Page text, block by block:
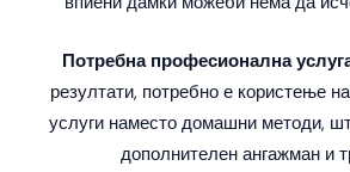
Потребна професионална
резултати, потребно е користење
услуги наместо домашни методи,
дополнителен ангажман и